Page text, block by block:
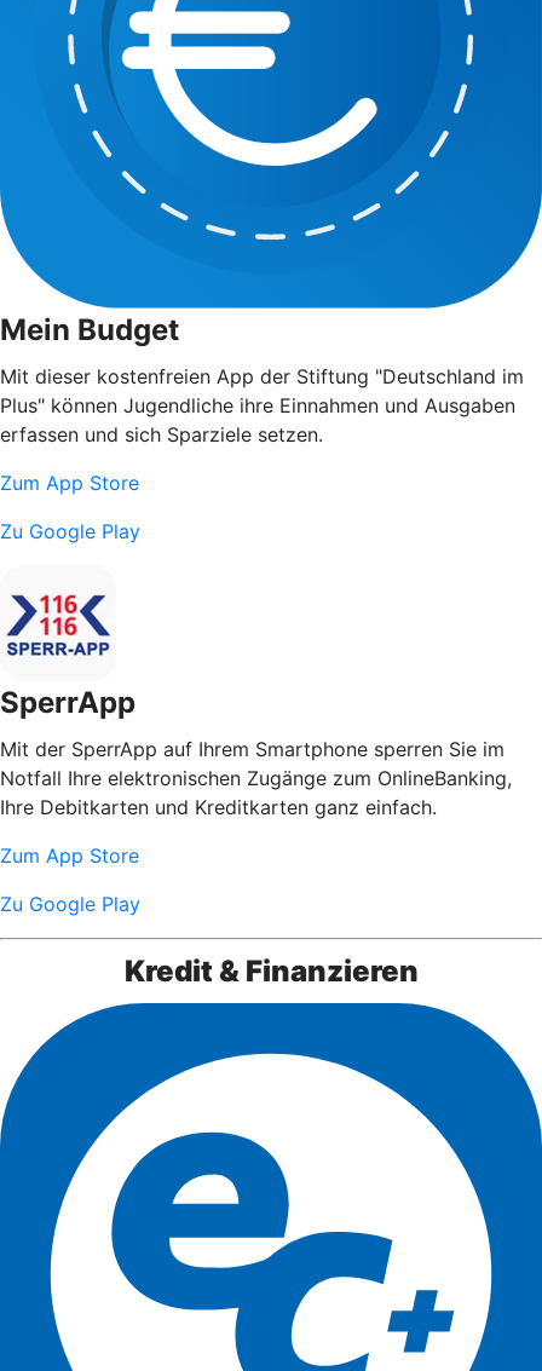
Mein Budget
Mit dieser kostenfreien App der Stiftung "Deutschland im
Plus" können Jugendliche ihre Einnahmen und Ausgaben
erfassen und sich Sparziele setzen.
Zum App Store
Zu Google Play
SperrApp
Mit der SperrApp auf Ihrem Smartphone sperren Sie im
Notfall Ihre elektronischen Zugänge zum OnlineBanking,
Ihre Debitkarten und Kreditkarten ganz einfach.
Zum App Store
Zu Google Play
Kredit & Finanzieren